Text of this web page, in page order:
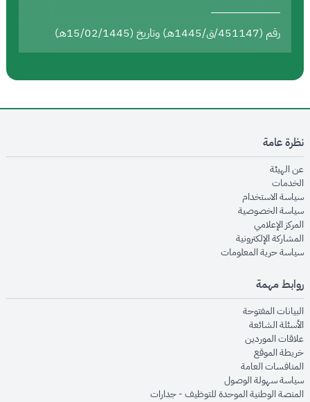
رقم (451147/ق/1445هـ) وتاريخ (15/02/1445هـ)
نظرة عامة
عن الهيئةopens in new window
الخدماتopens in new window
سياسة الاستخدام
سياسة الخصوصيةopens in new window
المركز الإعلاميopens in new window
المشاركة الإلكترونيةopens in new window
سياسة حرية المعلوماتopens in new window
روابط مهمة
البيانات المفتوحةopens in new window
الأسئلة الشائعةopens in new window
علاقات الموردينopens in new window
خريطة الموقعopens in new window
المنافسات العامةopens in new window
سياسة سهولة الوصولopens in new window
المنصة الوطنية الموحدة للتوظيف - جداراتopens in new window